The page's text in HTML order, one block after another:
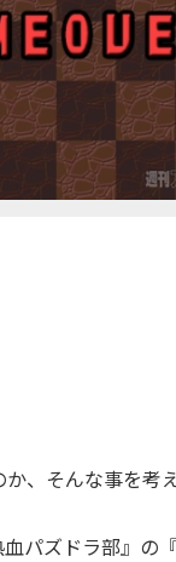
、そんな事を
パズドラ部』の